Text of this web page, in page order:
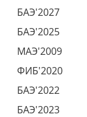
БАЭ'2027
БАЭ'2025
МАЭ'2009
ФИБ'2020
БАЭ'2022
БАЭ'2023